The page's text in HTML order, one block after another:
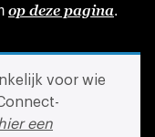
op deze pagina.
voor wie
een